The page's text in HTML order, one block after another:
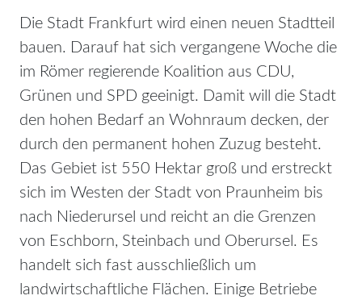
Die Stadt Frankfurt wird einen neuen Stadtteil
bauen. Darauf hat sich vergangene Woche die
im Römer regierende Koalition aus CDU,
Grünen und SPD geeinigt. Damit will die Stadt
den hohen Bedarf an Wohnraum decken, der
durch den permanent hohen Zuzug besteht.
Das Gebiet ist 550 Hektar groß und erstreckt
sich im Westen der Stadt von Praunheim bis
nach Niederursel und reicht an die Grenzen
von Eschborn, Steinbach und Oberursel. Es
handelt sich fast ausschließlich um
landwirtschaftliche Flächen. Einige Betriebe